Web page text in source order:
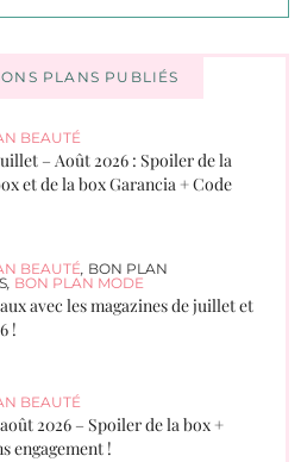
PLANS PUBLIÉS
BEAUTÉ
– Août 2026 : Spoiler de la
et de la box Garancia + Code
BEAUTÉ, BON PLAN
, BON PLAN MODE
avec les magazines de juillet et
!
BEAUTÉ
2026 – Spoiler de la box +
engagement !